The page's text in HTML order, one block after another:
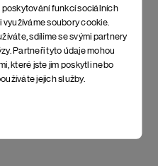
funkcí sociálních
soubory cookie.
sdílíme se svými partnery
Partneři tyto údaje mohou
které jste jim poskytli nebo
jejich služby.